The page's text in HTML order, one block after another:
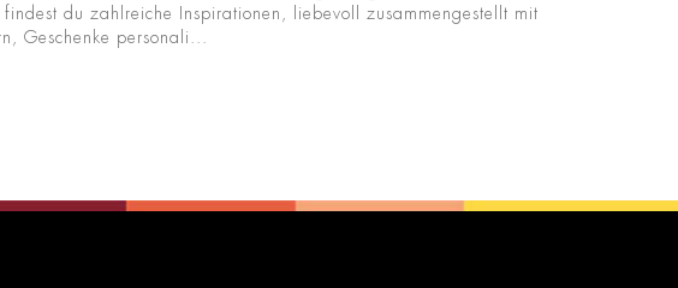
du zahlreiche Inspirationen, liebevoll zusammengestellt mit
Geschenke personali...